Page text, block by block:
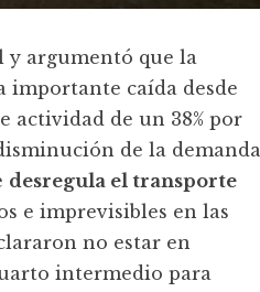
y argumentó que la
importante caída desde
actividad de un 38% por
de la demanda
desregula el transporte
e imprevisibles en las
no estar en
intermedio para